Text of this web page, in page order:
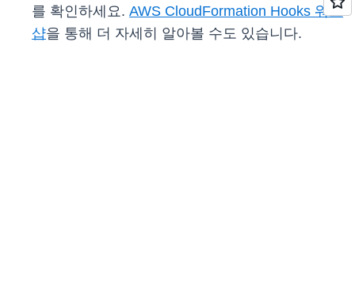
를 확인하세요. AWS CloudFormation Hooks 워크
샵을 통해 더 자세히 알아볼 수도 있습니다.